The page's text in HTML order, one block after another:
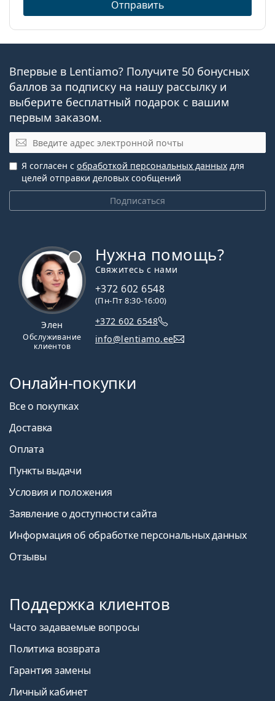
В чем разница между упаковками Biotrue
ONEday for Presbyopia по 30 и 90 штук?
Другие ежедневные
одноразовые мультифокальные
контактные линзы
1-DAY Acuvue Moist Multifocal
DAILIES AquaComfort Plus Multifocal
DAILIES Total 1 Multifocal
Связанные статьи из нашего
Привыкание к контактным линзам: сколько
времени это занимает?
Как ухаживать за контактными линзами
Что такое пресбиопия: симптомы и лечение
Как читать параметры в рецепте на контактные
линзы
Можно ли спать в контактных линзах?
роговицы от опасного ультрафиолетового
излучения. Однако линзы не покрывают весь глаз
или область вокруг глаз, поэтому сочетание
контактных линз с УФ-фильтром и
очковявляется идеальной защитой от вредных УФ-
лучей.
OptiFresh 10 ml
Это медицинское изделие. Перед использованием
прочтите инструкцию.
Мультифокальные и
прогрессивные линзы
Контактные линзы
Отправить
Впервые в Lentiamo? Получите 50 бонусных
баллов за подписку на нашу рассылку и
выберите бесплатный подарок с вашим
первым заказом.
Электронная почта
Подписаться
Я согласен с обработкой персональных данных для
целей отправки деловых сообщений
Элен
Обслуживание
клиентов
Нужна помощь?
Свяжитесь с нами
+372 602 6548
(Пн-Пт 8:30-16:00)
+372 602 6548
info@lentiamo.ee
Онлайн-покупки
Все о покупках
Доставка
Оплата
Пункты выдачи
Условия и положения
Заявление о доступности сайта
Информация об обработке персональных данных
Отзывы
Поддержка клиентов
Часто задаваемые вопросы
Политика возврата
Гарантия замены
Личный кабинет